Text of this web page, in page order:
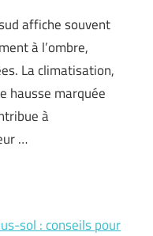
affiche souvent
à l’ombre,
La climatisation,
hausse marquée
à
…
sol : conseils pour